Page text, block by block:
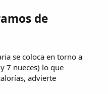
de
se coloca en torno a
7 nueces) lo que
advierte